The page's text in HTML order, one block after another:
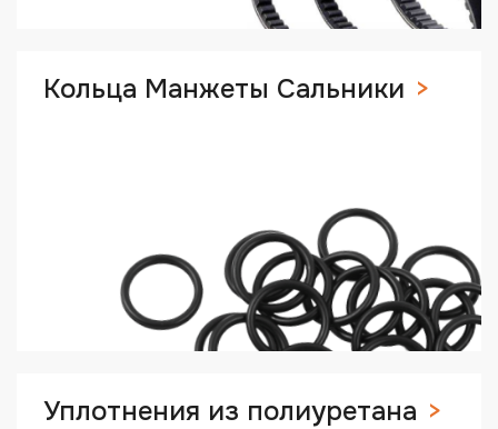
Кольца Манжеты Сальники
Уплотнения из полиуретана